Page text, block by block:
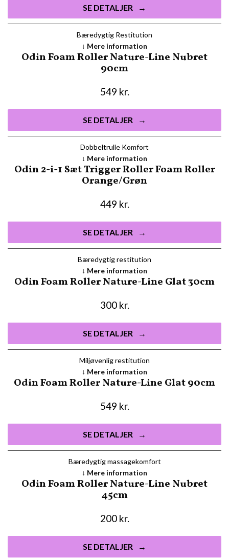
SE DETALJER
Bæredygtig Restitution
Odin Foam Roller Nature-Line Nubret
90cm
549 kr.
SE DETALJER
Mere information
Dobbeltrulle Komfort
Odin 2-i-1 Sæt Trigger Roller Foam Roller
Orange/Grøn
449 kr.
SE DETALJER
Mere information
Bæredygtig restitution
Odin Foam Roller Nature-Line Glat 30cm
300 kr.
SE DETALJER
Mere information
Miljøvenlig restitution
Odin Foam Roller Nature-Line Glat 90cm
549 kr.
SE DETALJER
Mere information
Bæredygtig massagekomfort
Odin Foam Roller Nature-Line Nubret
45cm
200 kr.
SE DETALJER
Mere information